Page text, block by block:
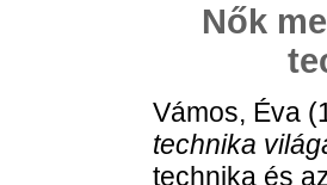
Nők
Vámos, Éva
technika
technika és